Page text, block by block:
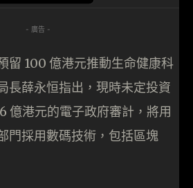
- 廣告 -
留 100 億港元推動生命健康科
長薛永恒指出，現時未定投資
億港元的電子政府審計，將用
門採用數碼技術，包括區塊